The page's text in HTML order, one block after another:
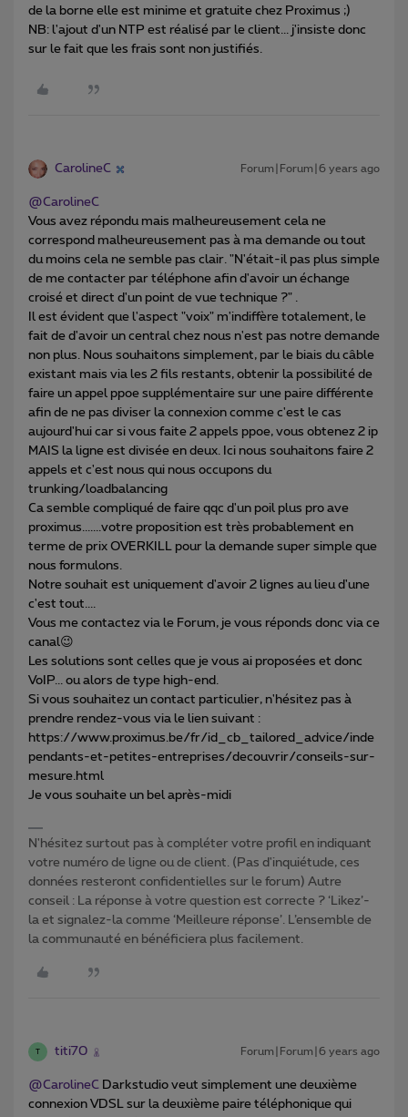
de la borne elle est minime et gratuite chez Proximus ;)
NB: l'ajout d'un NTP est réalisé par le client... j'insiste donc
sur le fait que les frais sont non justifiés.
CarolineC Forum|Forum|6 years ago
@CarolineC
Vous avez répondu mais malheureusement cela ne
correspond malheureusement pas à ma demande ou tout
du moins cela ne semble pas clair. "N'était-il pas plus simple
de me contacter par téléphone afin d'avoir un échange
croisé et direct d'un point de vue technique ?" .
Il est évident que l'aspect "voix" m'indiffère totalement, le
fait de d'avoir un central chez nous n'est pas notre demande
non plus. Nous souhaitons simplement, par le biais du câble
existant mais via les 2 fils restants, obtenir la possibilité de
faire un appel ppoe supplémentaire sur une paire différente
afin de ne pas diviser la connexion comme c'est le cas
aujourd'hui car si vous faite 2 appels ppoe, vous obtenez 2 ip
MAIS la ligne est divisée en deux. Ici nous souhaitons faire 2
appels et c'est nous qui nous occupons du
trunking/loadbalancing
Ca semble compliqué de faire qqc d'un poil plus pro ave
proximus.......votre proposition est très probablement en
terme de prix OVERKILL pour la demande super simple que
nous formulons.
Notre souhait est uniquement d'avoir 2 lignes au lieu d'une
c'est tout....
Vous me contactez via le Forum, je vous réponds donc via ce
canal😉
Les solutions sont celles que je vous ai proposées et donc
VoIP... ou alors de type high-end.
Si vous souhaitez un contact particulier, n'hésitez pas à
prendre rendez-vous via le lien suivant :
https://www.proximus.be/fr/id_cb_tailored_advice/inde
pendants-et-petites-entreprises/decouvrir/conseils-sur-
mesure.html
Je vous souhaite un bel après-midi
N'hésitez surtout pas à compléter votre profil en indiquant
votre numéro de ligne ou de client. (Pas d'inquiétude, ces
données resteront confidentielles sur le forum) Autre
conseil : La réponse à votre question est correcte ? ‘Likez’-
la et signalez-la comme ‘Meilleure réponse’. L’ensemble de
la communauté en bénéficiera plus facilement.
titi70 Forum|Forum|6 years ago
@CarolineC Darkstudio veut simplement une deuxième
connexion VDSL sur la deuxième paire téléphonique qui